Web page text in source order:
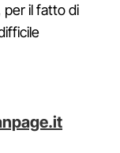
il fatto di